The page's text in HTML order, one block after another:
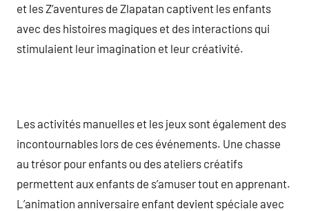
et les Z’aventures de Zlapatan captivent les enfants
avec des histoires magiques et des interactions qui
stimulaient leur imagination et leur créativité.
Les activités manuelles et les jeux sont également des
incontournables lors de ces événements. Une chasse
au trésor pour enfants ou des ateliers créatifs
permettent aux enfants de s’amuser tout en apprenant.
L’animation anniversaire enfant devient spéciale avec